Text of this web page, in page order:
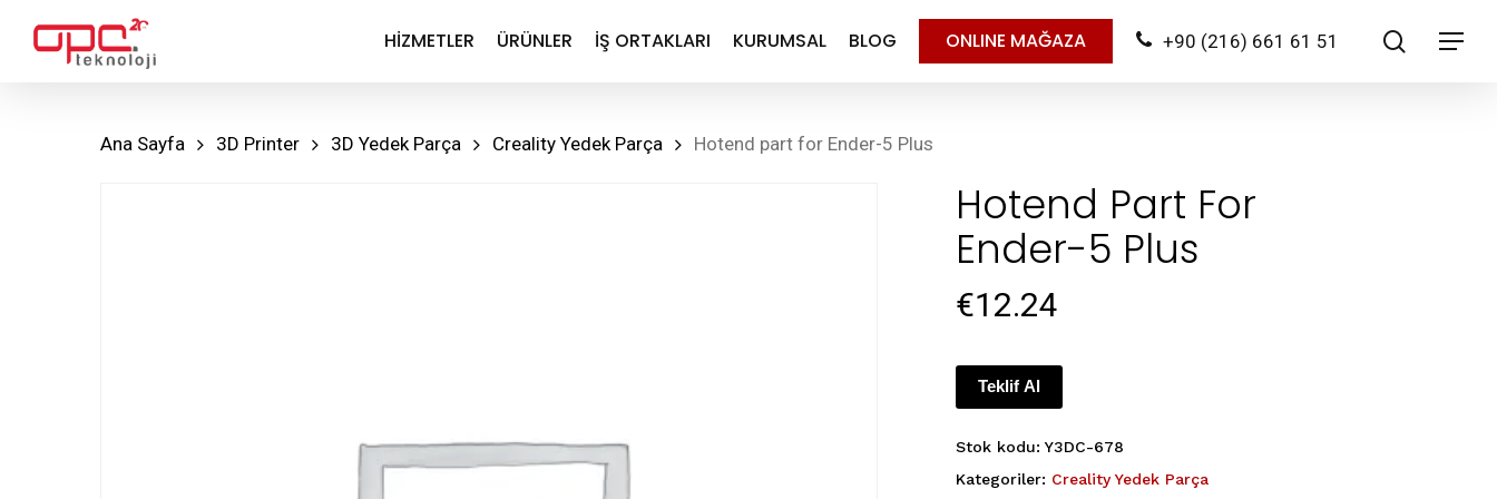
HIZMETLER ÜRÜNLER İŞ ORTAKLARI KURUMSAL BLOG ONLINE MAĞAZA +90 (216) 661 61 51 search
Menu
Ana Sayfa 3D Printer 3D Yedek Parça Creality Yedek Parça Hotend part for Ender-5 Plus
Hotend Part For
Ender-5 Plus
€12.24
Teklif Al
Stok kodu:Y3DC-678
Kategoriler: Creality Yedek Parça